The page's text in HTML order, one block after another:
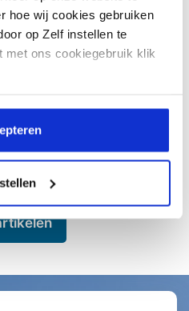
hoe wij cookies gebruiken
op Zelf instellen te
met ons cookiegebruik klik